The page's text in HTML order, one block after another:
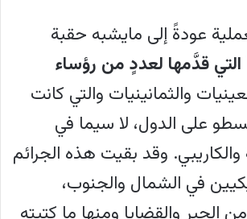
عودةً إلى مايشبه حقبة
قدَّمها لعددٍ من رؤساء
والثمانينيات والتي كانت
على الدول، لا سيما في
والكاريبي. وقد بقيت هذه الجرائم
في الشمال والجنوب،